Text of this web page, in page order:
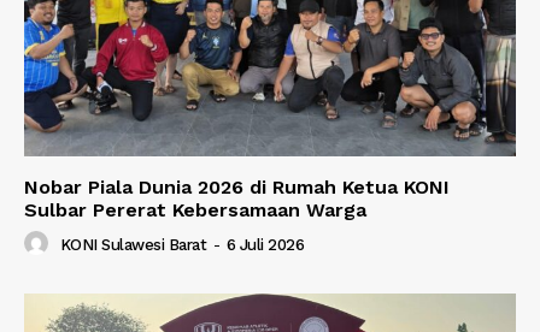
Nobar Piala Dunia 2026 di Rumah Ketua KONI
Sulbar Pererat Kebersamaan Warga
KONI Sulawesi Barat - 6 Juli 2026